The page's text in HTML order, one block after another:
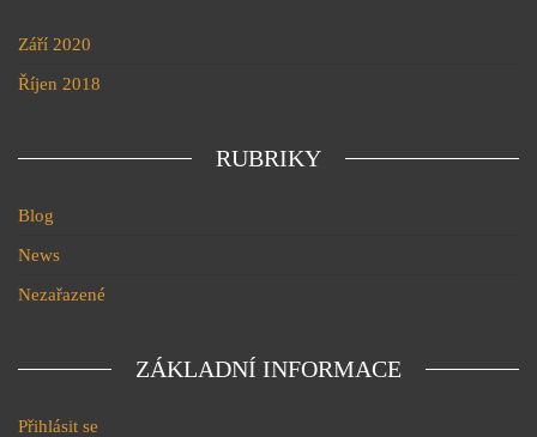
Září 2020
Říjen 2018
RUBRIKY
Blog
News
Nezařazené
ZÁKLADNÍ INFORMACE
Přihlásit se